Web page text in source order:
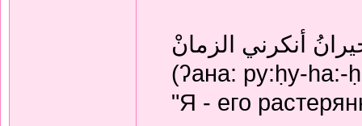
أنكرني الزمانْ
(ʔана: ру:ḥу-hа:-
"Я - его